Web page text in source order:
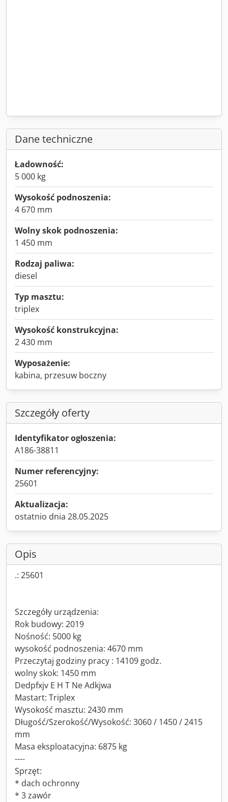
Dane techniczne
Ładowność:
5 000 kg
Wysokość podnoszenia:
4 670 mm
Wolny skok podnoszenia:
1 450 mm
Rodzaj paliwa:
diesel
Typ masztu:
triplex
Wysokość konstrukcyjna:
2 430 mm
Wyposażenie:
kabina, przesuw boczny
Szczegóły oferty
Identyfikator ogłoszenia:
A186-38811
Numer referencyjny:
25601
Aktualizacja:
ostatnio dnia 28.05.2025
Opis
.: 25601
Szczegóły urządzenia:
Rok budowy: 2019
Nośność: 5000 kg
wysokość podnoszenia: 4670 mm
Przeczytaj godziny pracy : 14109 godz.
wolny skok: 1450 mm
Dedpfxjv E H T Ne Adkjwa
Mastart: Triplex
Wysokość masztu: 2430 mm
Długość/Szerokość/Wysokość: 3060 / 1450 / 2415
mm
Masa eksploatacyjna: 6875 kg
----
Sprzęt:
* dach ochronny
* 3 zawór